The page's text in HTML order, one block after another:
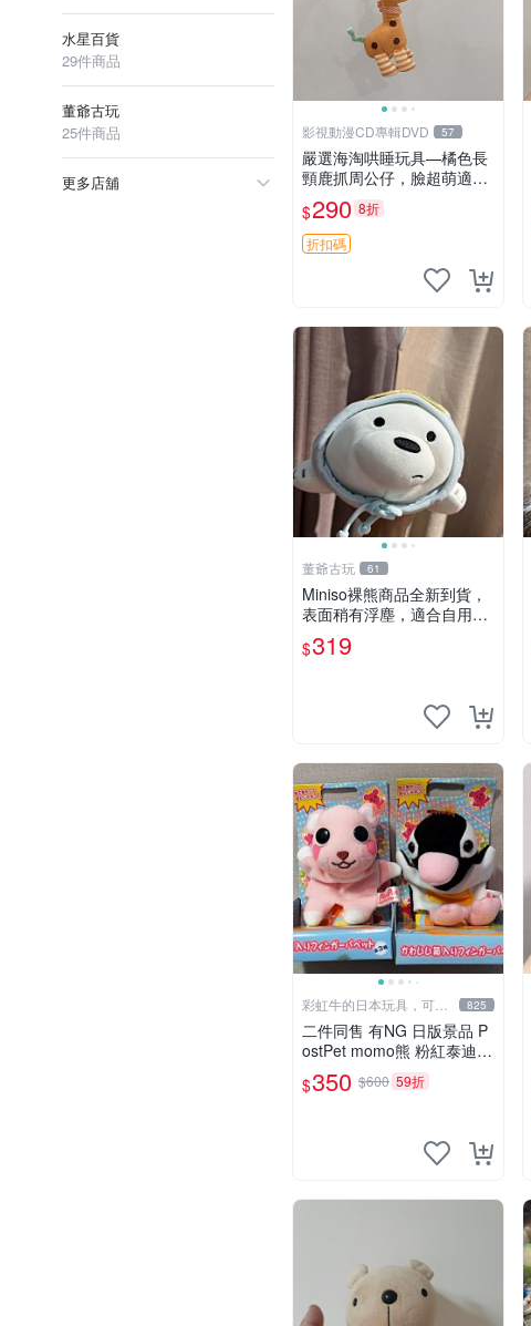
水星百貨
29件商品
董爺古玩
25件商品
更多店舖
影視動漫CD專輯DVD 57
嚴選海淘哄睡玩具—橘色長
頸鹿抓周公仔，臉超萌適合
寶寶陪伴，中古略有使用痕
跡 橘色 長頸鹿 抓周
$290 8折
折扣碼
董爺古玩 61
Miniso裸熊商品全新到貨，
表面稍有浮塵，適合自用收
藏嚴選款。 裸熊 商品 裸熊
玩偶
$319
彩虹牛的日本玩具，可7
取付
825
二件同售 有NG 日版景品 P
ostPet momo熊 粉紅泰迪熊
妹妹 comomo 企鵝 娃娃 布
偶 手指頭 娃娃
$350 $600 59折